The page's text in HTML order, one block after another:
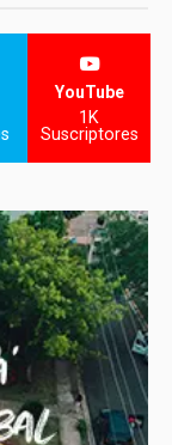
YouTube
1K
Suscriptores